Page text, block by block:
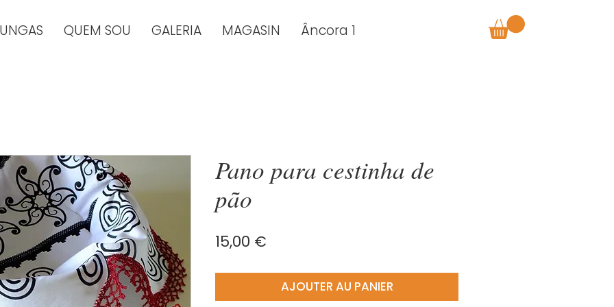
QUEM SOU GALERIA MAGASIN Âncora 1
Pano para cestinha de
pão
15,00 €
AJOUTER AU PANIER